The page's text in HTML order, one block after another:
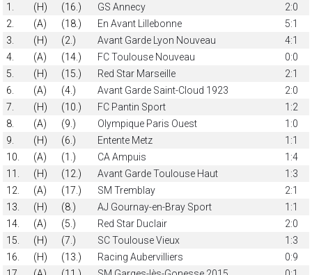
1.
(H) (16.) GS Annecy
2:0
2.
(A) (18.) En Avant Lillebonne
5:1
3.
(H) (2.) Avant Garde Lyon Nouveau
4:1
4.
(A) (14.) FC Toulouse Nouveau
0:0
5.
(H) (15.) Red Star Marseille
2:1
6.
(A) (4.) Avant Garde Saint-Cloud 1923
2:0
7.
(H) (10.) FC Pantin Sport
1:2
8.
(A) (9.) Olympique Paris Ouest
1:0
9.
(H) (6.) Entente Metz
1:1
10.
(A) (1.) CA Ampuis
1:4
11.
(H) (12.) Avant Garde Toulouse Haut
1:3
12.
(A) (17.) SM Tremblay
2:1
13.
(H) (8.) AJ Gournay-en-Bray Sport
1:1
14.
(A) (5.) Red Star Duclair
2:0
15.
(H) (7.) SC Toulouse Vieux
1:3
16.
(H) (13.) Racing Aubervilliers
0:9